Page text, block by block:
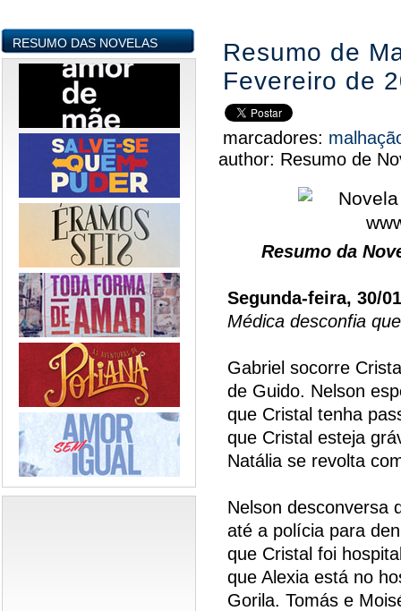
RESUMO DAS NOVELAS
Resumo de
Fevereiro de
marcadores:
author: Resumo de
Resumo da
Segunda-feira, 30/
Médica desconfia
Gabriel socorre
de Guido. Nelson
que Cristal tenha
que Cristal esteja
Natália se revolta
Nelson desconversa
até a polícia para
que Cristal foi
que Alexia está no
Gorila. Tomás e